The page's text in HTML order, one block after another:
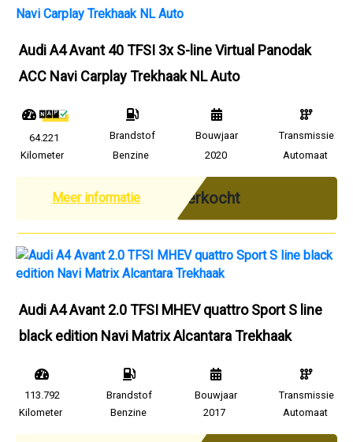
Audi A4 Avant 40 TFSI 3x S-line Virtual Panodak
ACC Navi Carplay Trekhaak NL Auto
64.221
Kilometer
Brandstof
Benzine
Bouwjaar
2020
Transmissie
Automaat
Meer informatie Verkocht
Audi A4 Avant 2.0 TFSI MHEV quattro Sport S line
black edition Navi Matrix Alcantara Trekhaak
113.792
Kilometer
Brandstof
Benzine
Bouwjaar
2017
Transmissie
Automaat